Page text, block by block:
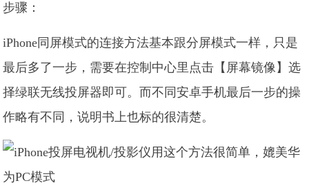
步骤：
iPhone同屏模式的连接方法基本跟分屏模式一样，只是
最后多了一步，需要在控制中心里点击【屏幕镜像】选
择绿联无线投屏器即可。而不同安卓手机最后一步的操
作略有不同，说明书上也标的很清楚。